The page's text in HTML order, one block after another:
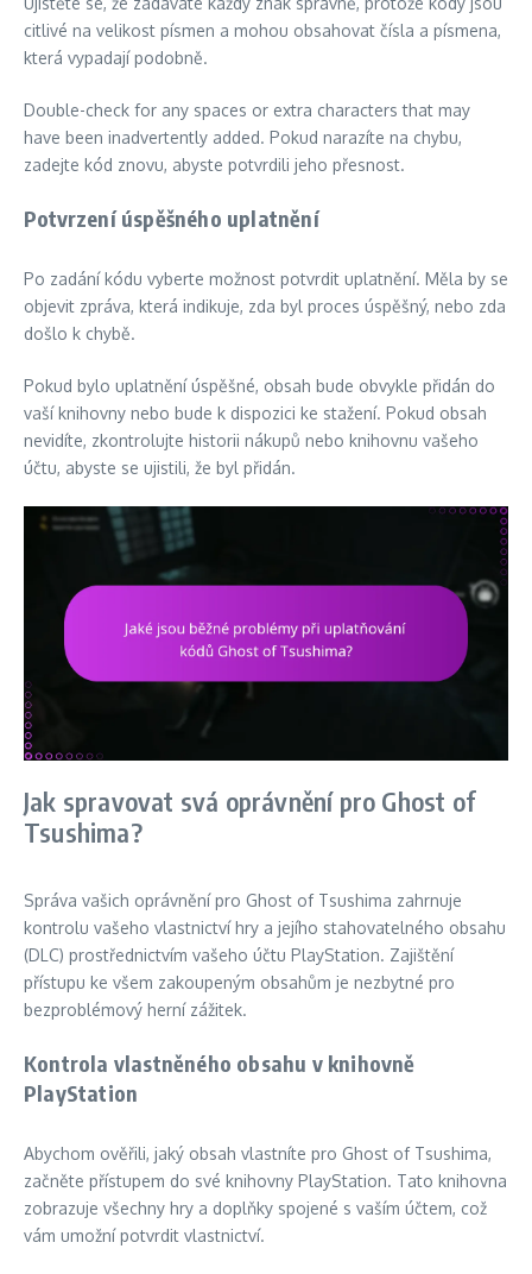
citlivé na velikost písmen a mohou obsahovat čísla a písmena,
která vypadají podobně.
Double-check for any spaces or extra characters that may
have been inadvertently added. Pokud narazíte na chybu,
zadejte kód znovu, abyste potvrdili jeho přesnost.
Potvrzení úspěšného uplatnění
Po zadání kódu vyberte možnost potvrdit uplatnění. Měla by se
objevit zpráva, která indikuje, zda byl proces úspěšný, nebo zda
došlo k chybě.
Pokud bylo uplatnění úspěšné, obsah bude obvykle přidán do
vaší knihovny nebo bude k dispozici ke stažení. Pokud obsah
nevidíte, zkontrolujte historii nákupů nebo knihovnu vašeho
účtu, abyste se ujistili, že byl přidán.
Jak spravovat svá oprávnění pro Ghost of
Tsushima?
Správa vašich oprávnění pro Ghost of Tsushima zahrnuje
kontrolu vašeho vlastnictví hry a jejího stahovatelného obsahu
(DLC) prostřednictvím vašeho účtu PlayStation. Zajištění
přístupu ke všem zakoupeným obsahům je nezbytné pro
bezproblémový herní zážitek.
Kontrola vlastněného obsahu v knihovně
PlayStation
Abychom ověřili, jaký obsah vlastníte pro Ghost of Tsushima,
začněte přístupem do své knihovny PlayStation. Tato knihovna
zobrazuje všechny hry a doplňky spojené s vaším účtem, což
vám umožní potvrdit vlastnictví.